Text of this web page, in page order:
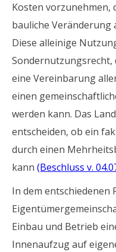
Kosten vorzunehmen,
bauliche Veränderung
Diese alleinige
Sondernutzungsrecht,
eine Vereinbarung
einen
werden kann. Das
entscheiden, ob ein
durch einen
kann (Beschluss v.
In dem entschiedenen
Einbau und Betrieb
Innenaufzug auf